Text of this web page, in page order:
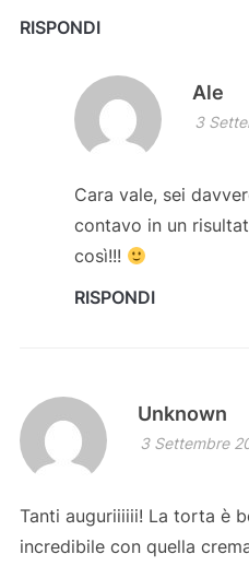
RISPONDI
Ale
3
Cara vale, sei
contavo in un
così!!!
RISPONDI
Unknown
3 Settembre
Tanti auguriiiiii! La torta è
incredibile con quella